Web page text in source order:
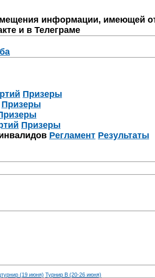
информации, имеющей
и в Телеграме
Призеры
Призеры
Призеры
Регламент Результаты
(19 июня) Турнир B (20-26 июня)